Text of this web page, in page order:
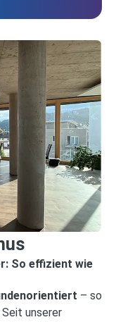
So effizient wie
– so
unserer